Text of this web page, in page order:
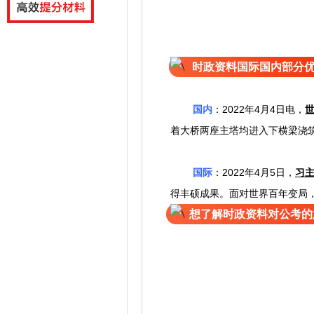
时政资料国际国内部分
国内 ： 2022年4月4日电，
着大桥两座主塔均进入下横梁浇
国际 ： 2022年4月5日， 习
得丰硕成果。面对世界百年变局
想了解时政资料对公考